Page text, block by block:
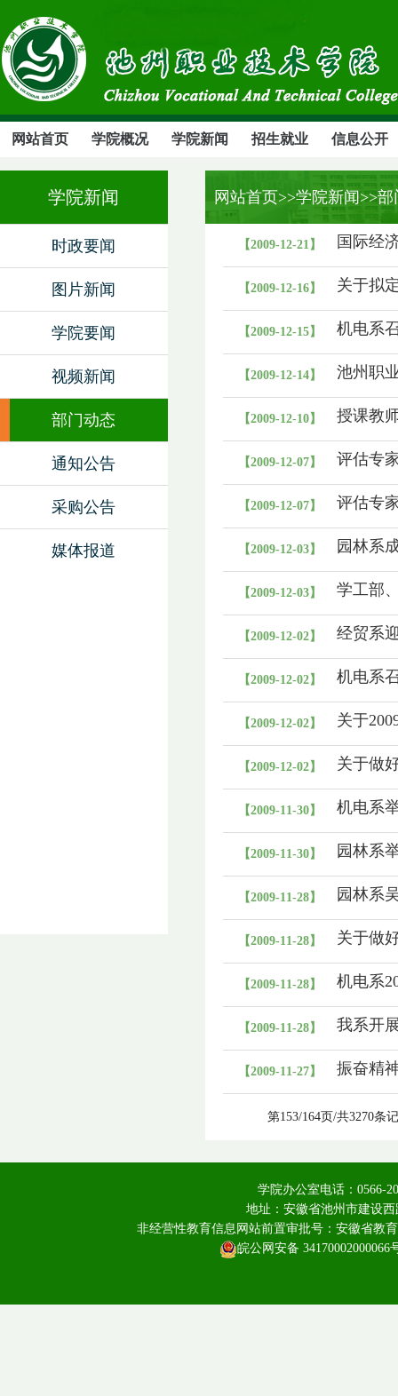
网站首页 学院概况 学院新闻 招生就业 信息公开
学院新闻
时政要闻
图片新闻
学院要闻
视频新闻
部门动态
通知公告
采购公告
媒体报道
网站首页>>学院新闻>>部
【2009-12-21】 国际经
【2009-12-16】 关于拟
【2009-12-15】 机电系
【2009-12-14】 池州职
【2009-12-10】 授课教
【2009-12-07】 评估专
【2009-12-07】 评估专
【2009-12-03】 园林系
【2009-12-03】 学工部
【2009-12-02】 经贸系
【2009-12-02】 机电系
【2009-12-02】 关于
【2009-12-02】 关于做
【2009-11-30】 机电系
【2009-11-30】 园林系
【2009-11-28】 园林系
【2009-11-28】 关于做
【2009-11-28】 机电系
【2009-11-28】 我系开
【2009-11-27】 振奋精
第153/164页/共3270条
学院办公室电话：0566-
地址：安徽省池州市建设
非经营性教育信息网站前置审批号：安徽省教
皖公网安备 34170002000066